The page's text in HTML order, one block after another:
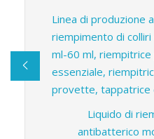
Linea di produzione
riempimento di
ml-60 ml,
essenziale,
provette, tappatrice
Liquido di
antibatterico